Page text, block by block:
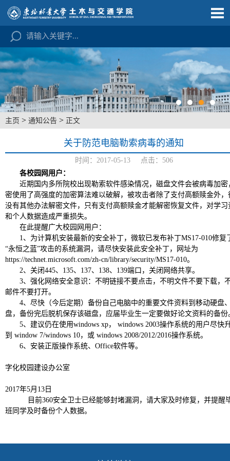
主页 > 通知公告 > 正文
关于防范电脑勒索病毒的通知
时间：2017-05-13 点击： 506
各校园网用户：
近期国内多所院校出现勒索软件感染情况，磁盘文件会被病毒加密
密使用了高强度的加密算法难以破解，被攻击者除了支付高额赎金外，
没有其他办法解密文件，只有支付高额赎金才能解密恢复文件，对学习
和个人数据造成严重损失。
在此提醒广大校园网用户：
1、为计算机安装最新的安全补丁，微软已发布补丁MS17-010修复
“永恒之蓝”攻击的系统漏洞，请尽快安装此安全补丁，网址为
https://technet.microsoft.com/zh-cn/library/security/MS17-010。
2、关闭445、 135、 137、 138、 139端口，关闭网络共享。
3、强化网络安全意识：不明链接不要点击，不明文件不要下载，
邮件不要打开。
4、尽快（今后定期）备份自己电脑中的重要文件资料到移动硬盘
盘，备份完后脱机保存该磁盘，应届毕业生一定要做好论文资料的备份
5、建议仍在使用windows xp， windows 2003操作系统的用户尽快
到 window 7/windows 10，或 windows 2008/2012/2016操作系统。
6、安装正版操作系统、Office软件等。
字化校园建设办公室
2017年5月 13日
目前360安全卫士已经能够封堵漏洞，请大家及时修复，并提醒
班同学及时备份个人数据。